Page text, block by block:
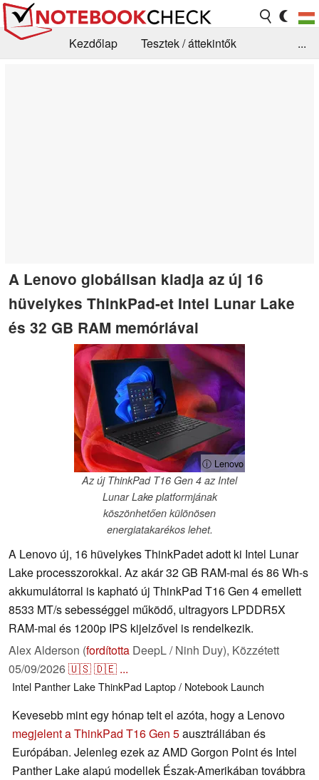
Kezdőlap
Tesztek / áttekintők
...
A Lenovo globálisan kiadja az új 16
hüvelykes ThinkPad-et Intel Lunar Lake
és 32 GB RAM memóriával
ⓘ Lenovo
Az új ThinkPad T16 Gen 4 az Intel
Lunar Lake platformjának
köszönhetően különösen
energiatakarékos lehet.
A Lenovo új, 16 hüvelykes ThinkPadet adott ki Intel Lunar
Lake processzorokkal. Az akár 32 GB RAM-mal és 86 Wh-s
akkumulátorral is kapható új ThinkPad T16 Gen 4 emellett
8533 MT/s sebességgel működő, ultragyors LPDDR5X
RAM-mal és 1200p IPS kijelzővel is rendelkezik.
Alex Alderson (fordította DeepL / Ninh Duy), Közzétett
05/09/2026🇺🇸🇩🇪 ...
Intel Panther LakeThinkPad Laptop / Notebook Launch
Kevesebb mint egy hónap telt el azóta, hogy a Lenovo
megjelent a ThinkPad T16 Gen 5ausztráliában és
Európában. Jelenleg ezek az AMD Gorgon Point és Intel
Panther Lake alapú modellek Észak-Amerikában továbbra